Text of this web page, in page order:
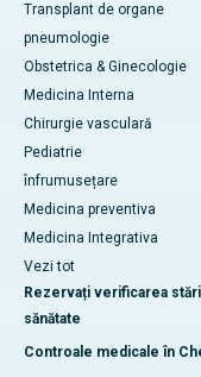
Transplant de organe
pneumologie
Obstetrica & Ginecologie
Medicina Interna
Chirurgie vasculară
Pediatrie
înfrumusețare
Medicina preventiva
Medicina Integrativa
Vezi tot
Rezervați verificarea
sănătate
Controale medicale în